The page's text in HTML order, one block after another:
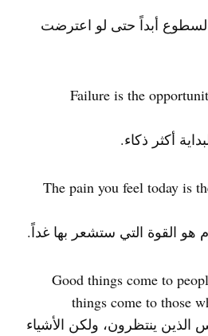
أبداً حتى لو اعترضت
.Failure is the
أكثر ذكاء.
The pain you feel today is
هو القوة التي ستشعر بها غداً.
.Good things come to
things come to those
الذين ينتظرون، ولكن الأشياء